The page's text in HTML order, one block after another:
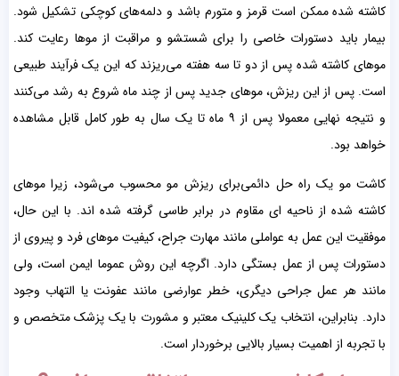
کاشته شده ممکن است قرمز و متورم باشد و دلمه‌های کوچکی تشکیل شود.
بیمار باید دستورات خاصی را برای شستشو و مراقبت از موها رعایت کند.
موهای کاشته شده پس از دو تا سه هفته می‌ریزند که این یک فرآیند طبیعی
است. پس از این ریزش، موهای جدید پس از چند ماه شروع به رشد می‌کنند
و نتیجه نهایی معمولا پس از ۹ ماه تا یک سال به طور کامل قابل مشاهده
خواهد بود.
کاشت مو یک راه حل دائمی‌برای ریزش مو محسوب می‌شود، زیرا موهای
کاشته شده از ناحیه ای مقاوم در برابر طاسی گرفته شده اند. با این حال،
موفقیت این عمل به عواملی مانند مهارت جراح، کیفیت موهای فرد و پیروی از
دستورات پس از عمل بستگی دارد. اگرچه این روش عموما ایمن است، ولی
مانند هر عمل جراحی دیگری، خطر عوارضی مانند عفونت یا التهاب وجود
دارد. بنابراین، انتخاب یک کلینیک معتبر و مشورت با یک پزشک متخصص و
با تجربه از اهمیت بسیار بالایی برخوردار است.